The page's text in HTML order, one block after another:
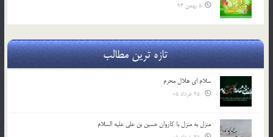
5 بهمن 94
تازه ترین مطالب
سلام ای هلال محرم
منزل به منزل با کاروان حسین بن علی علیه السلام